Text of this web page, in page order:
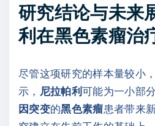
研究结论与未来
利在黑色素瘤治
尽管这项研究的样本量较小
示， 尼拉帕利 可能为一小部
因突变的黑色素瘤患者带来